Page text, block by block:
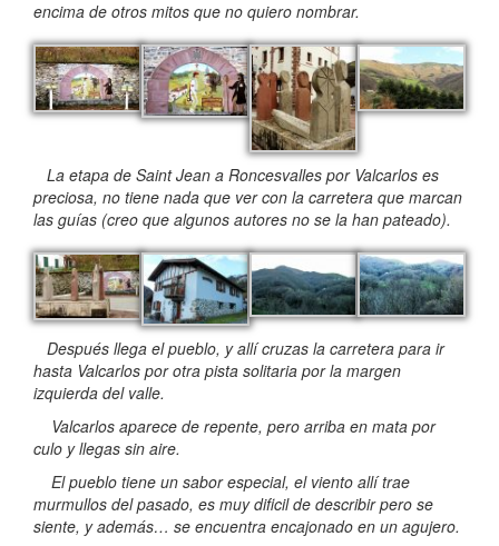
encima de otros mitos que no quiero nombrar.
La etapa de Saint Jean a Roncesvalles por Valcarlos es
preciosa, no tiene nada que ver con la carretera que marcan
las guías (creo que algunos autores no se la han pateado).
Después llega el pueblo, y allí cruzas la carretera para ir
hasta Valcarlos por otra pista solitaria por la margen
izquierda del valle.
Valcarlos aparece de repente, pero arriba en mata por
culo y llegas sin aire.
El pueblo tiene un sabor especial, el viento allí trae
murmullos del pasado, es muy dificil de describir pero se
siente, y además… se encuentra encajonado en un agujero.